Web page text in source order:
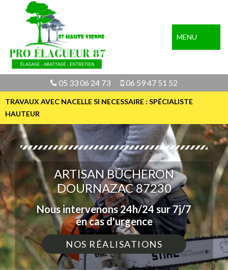
MENU
05 33 06 24 73 06 59 47 51 52
TRAVAUX AVEC NACELLE SI NECESSAIRE : SPÉCIALISTE
HAUTEUR
ARTISAN BÛCHERON
DOURNAZAC 87230
Nous intervenons 24h/24 sur 7j/7
en cas d'urgence
NOS RÉALISATIONS